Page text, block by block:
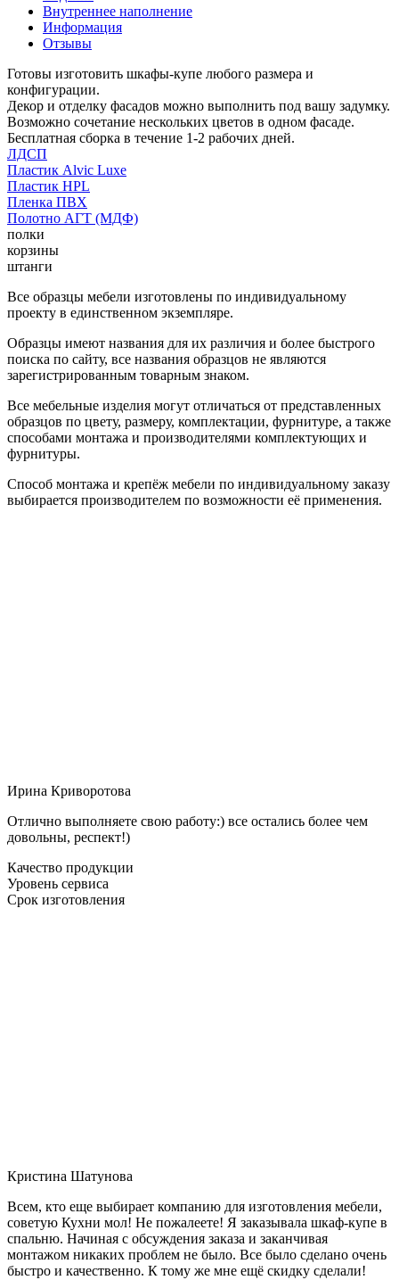
Внутреннее наполнение
Информация
Отзывы
Готовы изготовить шкафы-купе любого размера и
конфигурации.
Декор и отделку фасадов можно выполнить под вашу задумку.
Возможно сочетание нескольких цветов в одном фасаде.
Бесплатная сборка в течение 1-2 рабочих дней.
ЛДСП
Пластик Alvic Luxe
Пластик HPL
Пленка ПВХ
Полотно АГТ (МДФ)
полки
корзины
штанги
Все образцы мебели изготовлены по индивидуальному
проекту в единственном экземпляре.
Образцы имеют названия для их различия и более быстрого
поиска по сайту, все названия образцов не являются
зарегистрированным товарным знаком.
Все мебельные изделия могут отличаться от представленных
образцов по цвету, размеру, комплектации, фурнитуре, а также
способами монтажа и производителями комплектующих и
фурнитуры.
Способ монтажа и крепёж мебели по индивидуальному заказу
выбирается производителем по возможности её применения.
Ирина Криворотова
Отлично выполняете свою работу:) все остались более чем
довольны, респект!)
Качество продукции
Уровень сервиса
Срок изготовления
Кристина Шатунова
Всем, кто еще выбирает компанию для изготовления мебели,
советую Кухни мол! Не пожалеете! Я заказывала шкаф-купе в
спальню. Начиная с обсуждения заказа и заканчивая
монтажом никаких проблем не было. Все было сделано очень
быстро и качественно. К тому же мне ещё скидку сделали!